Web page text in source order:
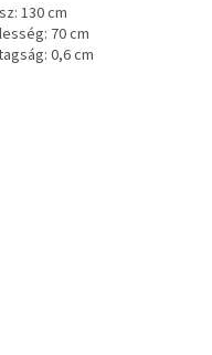
130 cm
70 cm
0,6 cm